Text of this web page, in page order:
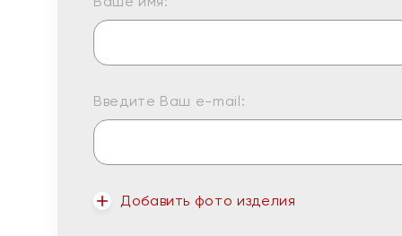
Введите Ваш e-mail:
Добавить фото изделия